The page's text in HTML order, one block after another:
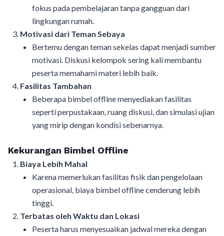
fokus pada pembelajaran tanpa gangguan dari
lingkungan rumah.
Motivasi dari Teman Sebaya
Bertemu dengan teman sekelas dapat menjadi sumber
motivasi. Diskusi kelompok sering kali membantu
peserta memahami materi lebih baik.
Fasilitas Tambahan
Beberapa bimbel offline menyediakan fasilitas
seperti perpustakaan, ruang diskusi, dan simulasi ujian
yang mirip dengan kondisi sebenarnya.
Kekurangan Bimbel Offline
Biaya Lebih Mahal
Karena memerlukan fasilitas fisik dan pengelolaan
operasional, biaya bimbel offline cenderung lebih
tinggi.
Terbatas oleh Waktu dan Lokasi
Peserta harus menyesuaikan jadwal mereka dengan